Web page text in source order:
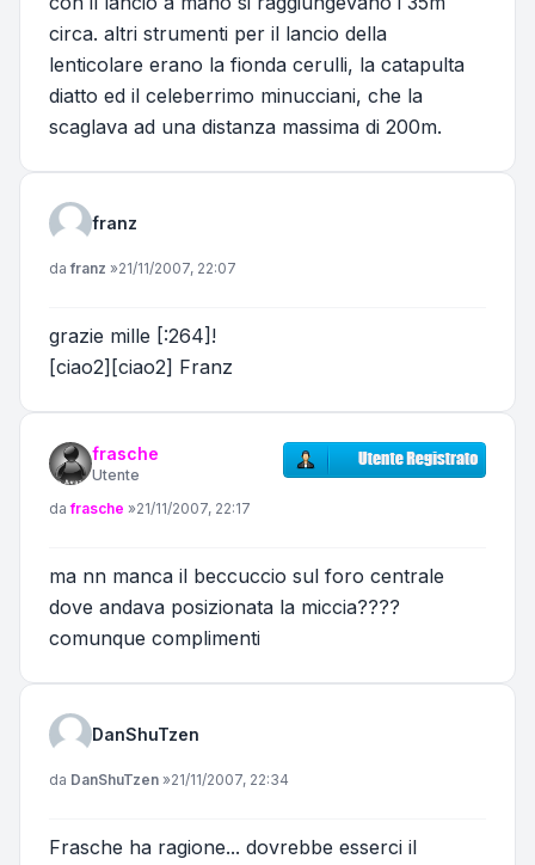
circa. altri strumenti per il lancio della
lenticolare erano la fionda cerulli, la catapulta
diatto ed il celeberrimo minucciani, che la
scaglava ad una distanza massima di 200m.
franz
Messaggio
dafranz »21/11/2007, 22:07
grazie mille [:264]!
[ciao2][ciao2] Franz
frasche
Utente
Messaggio
dafrasche »21/11/2007, 22:17
ma nn manca il beccuccio sul foro centrale
dove andava posizionata la miccia????
comunque complimenti
DanShuTzen
Messaggio
da DanShuTzen »21/11/2007, 22:34
Frasche ha ragione... dovrebbe esserci il